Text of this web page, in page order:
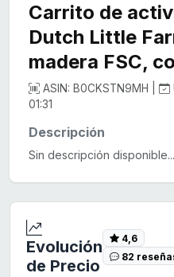
Carrito de
Dutch Little
madera FSC,
ASIN: B0CKSTN9MH |
01:31
Descripción
Sin descripción
Evolución
de Precio
4,6
82